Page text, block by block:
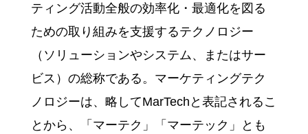
ティング活動全般の効率化・最適化を図る
ための取り組みを支援するテクノロジー
（ソリューションやシステム、またはサー
ビス）の総称である。マーケティングテク
ノロジーは、略してMarTechと表記されるこ
とから、「マーテク」「マーテック」とも